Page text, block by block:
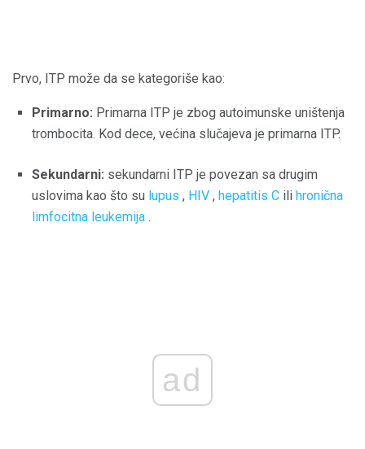
Prvo, ITP može da se kategoriše kao:
Primarno: Primarna ITP je zbog autoimunske uništenja
trombocita. Kod dece, većina slučajeva je primarna ITP.
Sekundarni: sekundarni ITP je povezan sa drugim
uslovima kao što su lupus , HIV , hepatitis C ili hronična
limfocitna leukemija .
ad